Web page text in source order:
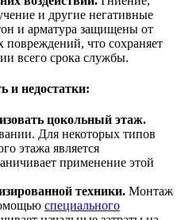
и другие негативные
и арматура защищены от
повреждений, что сохраняет
всего срока службы.
и недостатки:
цокольный этаж.
Для некоторых типов
этажа является
применение этой
техники. Монтаж
специального